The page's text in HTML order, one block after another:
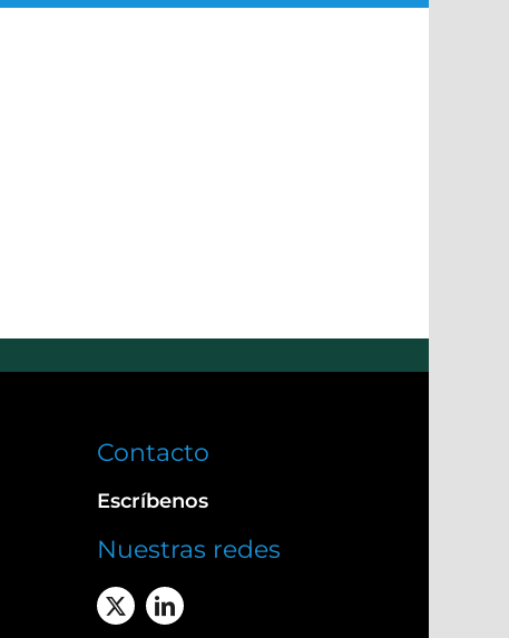
Contacto
Escríbenos
Nuestras redes